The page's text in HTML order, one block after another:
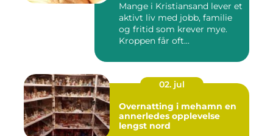
Mange i Kristiansand lever et
aktivt liv med jobb, familie
og fritid som krever mye.
Kroppen får oft...
02. jul
Overnatting i mehamn en
annerledes opplevelse
lengst nord